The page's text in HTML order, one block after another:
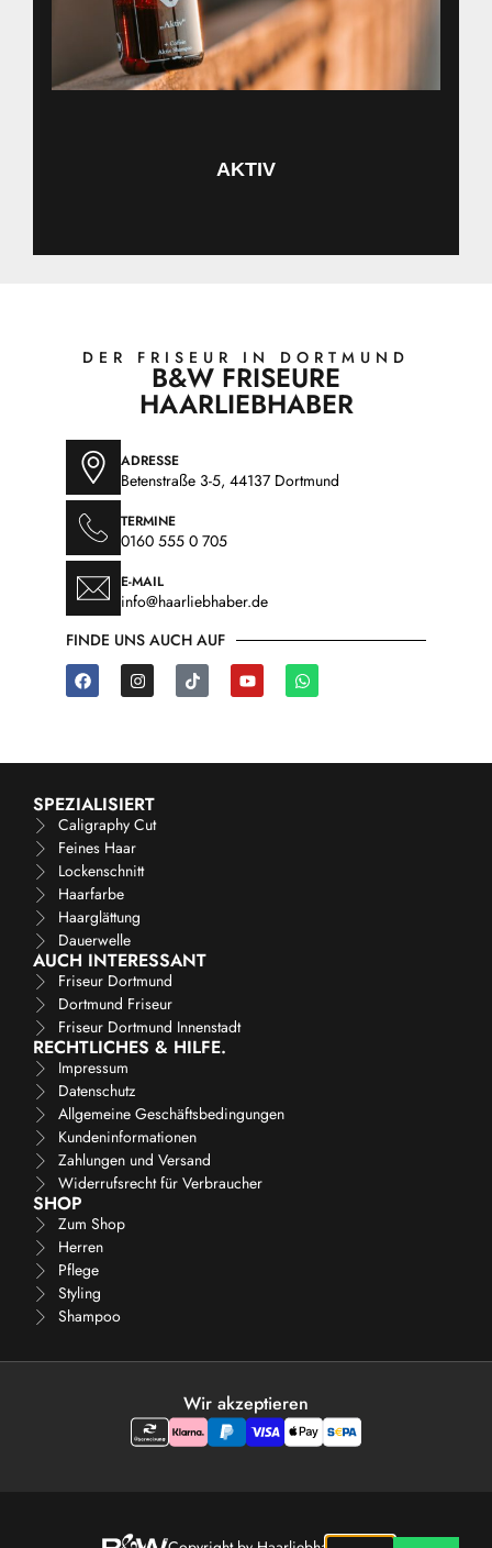
AKTIV
DER FRISEUR IN DORTMUND
B&W FRISEURE
HAARLIEBHABER
ADRESSE
Betenstraße 3-5, 44137 Dortmund
TERMINE
0160 555 0 705
E-MAIL
info@haarliebhaber.de
FINDE UNS AUCH AUF
SPEZIALISIERT
Caligraphy Cut
Feines Haar
Lockenschnitt
Haarfarbe
Haarglättung
Dauerwelle
AUCH INTERESSANT
Friseur Dortmund
Dortmund Friseur
Friseur Dortmund Innenstadt
RECHTLICHES & HILFE.
Impressum
Datenschutz
Allgemeine Geschäftsbedingungen
Kundeninformationen
Zahlungen und Versand
Widerrufsrecht für Verbraucher
SHOP
Zum Shop
Herren
Pflege
Styling
Shampoo
Wir akzeptieren